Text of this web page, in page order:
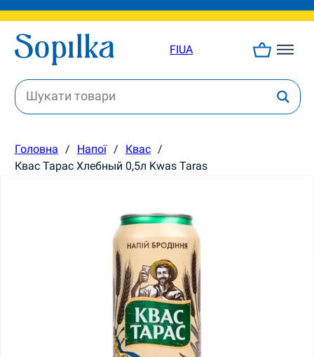
FIUA
Головна / Напої / Квас /
Квас Тарас Хлебный 0,5л Kwas Taras